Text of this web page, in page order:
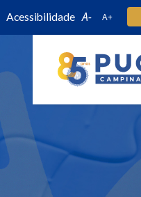
Acessibilidade